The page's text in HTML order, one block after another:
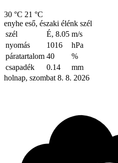
30 °C 21 °C
enyhe eső, északi élénk szél
szél
É, 8.05 m/s
nyomás
1016
hPa
páratartalom 40
%
csapadék
0.14
mm
holnap, szombat 8. 8. 2026